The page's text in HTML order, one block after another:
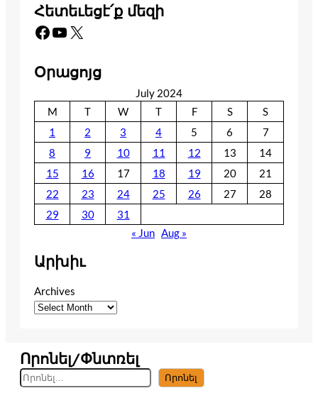
Հետեւեցէ՛ք մեզի
Facebook YouTube X
Օրացոյց
July 2024
M
T W T F S
S
1
2 3 4 5 6
7
8
9 10 11 12 13
14
15
16 17 18 19 20
21
22
23 24 25 26 27
28
29
30
31
« Jun Aug »
Արխիւ
Archives
Որոնել/Փնտռել
S
e
Որոնել